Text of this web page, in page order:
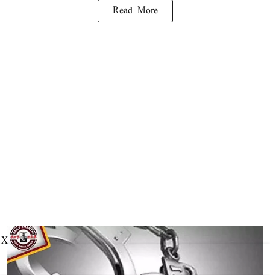
Read More
X